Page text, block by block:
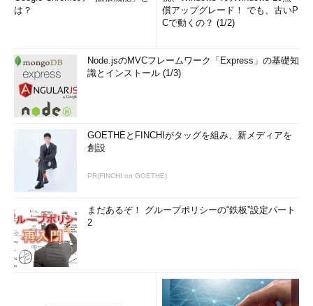
は？
償アップグレード！ でも、古いP
Cで動くの？ (1/2)
Node.jsのMVCフレームワーク「Express」の基礎知
識とインストール (1/3)
GOETHEとFINCHIがタッグを組み、新メディアを
創設
PR(FINCHI on GOETHE)
まだあるぞ！ グループポリシーの“鉄板”設定パート
2